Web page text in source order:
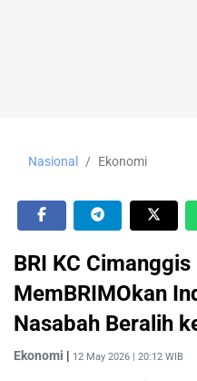
Nasional Ekonomi
BRI KC
MemBRIMOkan
Nasabah Beralih
Ekonomi | 12 May 2026 | 20:12 WIB